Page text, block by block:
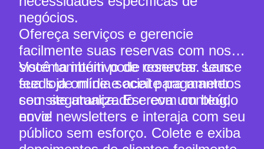
negócios.
Ofereça serviços e gerencie
facilmente suas reservas com nosso
sistema intuitivo de reservas. Lance
sua loja online e aceite pagamentos
com segurança. Escreva um blog,
envie newsletters e interaja com seu
público sem esforço. Colete e exiba
Você também pode conectar seus
feeds de mídia social para manter
seu site atualizado e com conteúdo
novo!